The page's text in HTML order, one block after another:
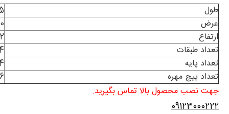
طول
عرض
ارتفاع
2
تعداد طبقات
تعداد پایه
تعداد پیچ مهره
جهت نصب محصول بالا تماس بگیرید.
09123000222